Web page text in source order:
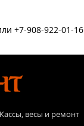
+7-908-922-01-16
Кассы, весы и ремонт